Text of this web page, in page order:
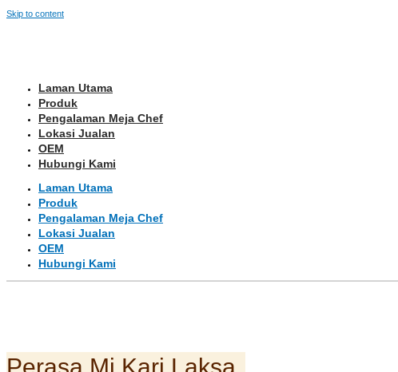
Skip to content
Laman Utama
Produk
Pengalaman Meja Chef
Lokasi Jualan
OEM
Hubungi Kami
Laman Utama
Produk
Pengalaman Meja Chef
Lokasi Jualan
OEM
Hubungi Kami
Perasa Mi Kari Laksa